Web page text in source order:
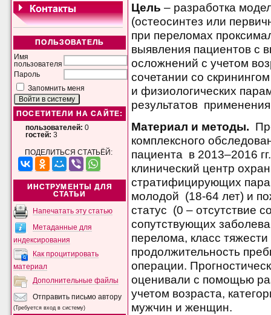
ПОЛЬЗОВАТЕЛЬ
Имя
пользователя
Пароль
Запомнить меня
ПОСЕТИТЕЛИ НА САЙТЕ:
пользователей: 0
гостей: 3
ПОДЕЛИТЬСЯ СТАТЬЁЙ:
ИНСТРУМЕНТЫ ДЛЯ
СТАТЬИ
Напечатать эту статью
Метаданные для
индексирования
Как процитировать
материал
Дополнительные файлы
Отправить письмо автору
(Требуется вход в систему)
Цель– разработка
(остеосинтез или
при переломах
выявления пациентов с
осложнений с учетом
сочетании со
и физиологических
результатов
Материал и методы.
комплексного
пациента в 2013–2016
клинический центр
стратифицирующих
молодой (18-64 лет) и
статус (0 – отсутствие
сопутствующих
перелома, класс
продолжительность
операции.
оценивали с помощью
учетом возраста,
мужчин и женщин.